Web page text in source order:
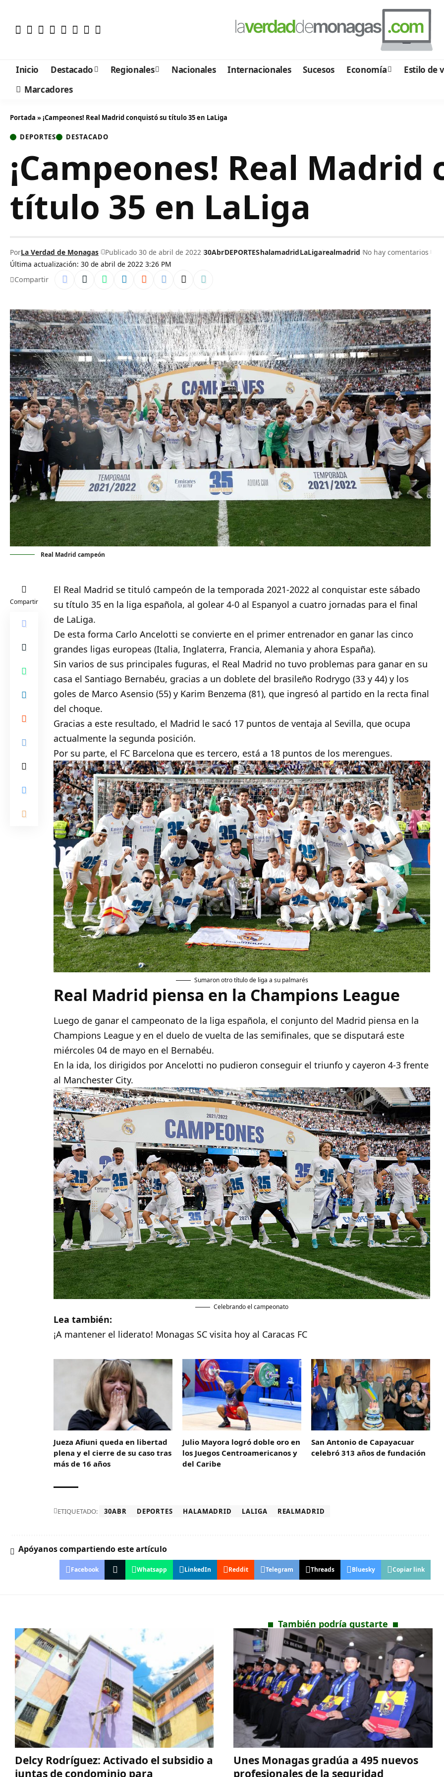
Inicio Destacado Regionales Nacionales Internacionales Sucesos Economía Estilo de
Marcadores
Portada »¡Campeones! Real Madrid conquistó su título 35 en LaLiga
DEPORTES DESTACADO
¡Campeones! Real Madrid
título 35 en LaLiga
Última actualización: 30 de abril de 2022 3:26 PM
PorLa Verdad de Monagas Publicado 30 de abril de 2022 30AbrDEPORTEShalamadridLaLigarealmadrid No hay comentarios
Compartir
Real Madrid campeón
Compartir
El Real Madrid se tituló campeón de la temporada 2021-2022 al conquistar este sábado
su título 35 en la liga española, al golear 4-0 al Espanyol a cuatro jornadas para el final
de LaLiga.
De esta forma Carlo Ancelotti se convierte en el primer entrenador en ganar las cinco
grandes ligas europeas (Italia, Inglaterra, Francia, Alemania y ahora España).
Sin varios de sus principales fuguras, el Real Madrid no tuvo problemas para ganar en su
casa el Santiago Bernabéu, gracias a un doblete del brasileño Rodrygo (33 y 44) y los
goles de Marco Asensio (55) y Karim Benzema (81), que ingresó al partido en la recta final
del choque.
Gracias a este resultado, el Madrid le sacó 17 puntos de ventaja al Sevilla, que ocupa
actualmente la segunda posición.
Por su parte, el FC Barcelona que es tercero, está a 18 puntos de los merengues.
Sumaron otro título de liga a su palmarés
Real Madrid piensa en la Champions League
Luego de ganar el campeonato de la liga española, el conjunto del Madrid piensa en la
Champions League y en el duelo de vuelta de las semifinales, que se disputará este
miércoles 04 de mayo en el Bernabéu.
En la ida, los dirigidos por Ancelotti no pudieron conseguir el triunfo y cayeron 4-3 frente
al Manchester City.
Celebrando el campeonato
Lea también:
¡A mantener el liderato! Monagas SC visita hoy al Caracas FC
Jueza Afiuni queda en libertad
plena y el cierre de su caso tras
más de 16 años
Julio Mayora logró doble oro en
los Juegos Centroamericanos y
del Caribe
San Antonio de Capayacuar
celebró 313 años de fundación
ETIQUETADO: 30ABR DEPORTES HALAMADRID LALIGA REALMADRID
Apóyanos compartiendo este artículo
Facebook Whatsapp LinkedIn Reddit Telegram Threads Bluesky Copiar link
También podría gustarte
Delcy Rodríguez: Activado el subsidio a
juntas de condominio para
Unes Monagas gradúa a 495 nuevos
profesionales de la seguridad